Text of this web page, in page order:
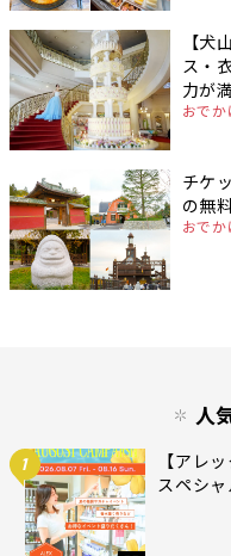
【犬
ス・
力が
おでか
チケ
の無
おでか
人
1
【アレ
スペシ